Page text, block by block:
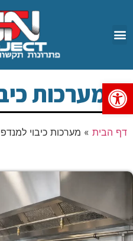
פתח סרגל
מערכות
דף הבית » מערכות כיבוי